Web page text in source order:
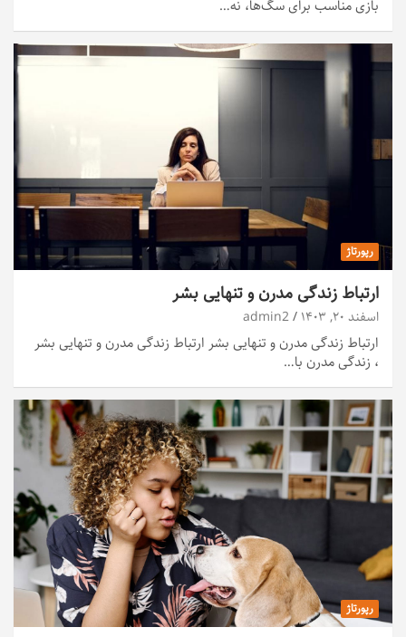
بازی مناسب برای سگ‌ها، نه…
رپورتاژ
ارتباط زندگی مدرن و تنهایی بشر
اسفند ۲۰, ۱۴۰۳ admin2
ارتباط زندگی مدرن و تنهایی بشر ارتباط زندگی مدرن و تنهایی بشر
، زندگی مدرن با…
رپورتاژ